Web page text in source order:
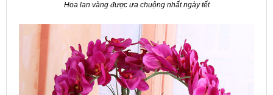
Hoa lan vàng được ưa chuộng nhất ngày tết